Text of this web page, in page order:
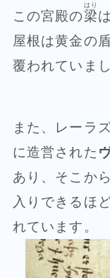
この宮殿の梁
はり
屋根は黄金の
覆われていまし
また、レーラ
に造営された
あり、そこか
入りできるほ
れています。